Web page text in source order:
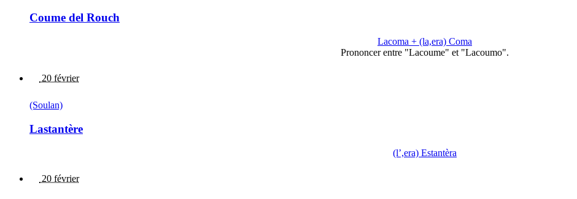
Coume del Rouch
Lacoma + (la,era) Coma
Prononcer entre "Lacoume" et "Lacoumo".
20 février
(Soulan)
Lastantère
(l’,era) Estantèra
20 février